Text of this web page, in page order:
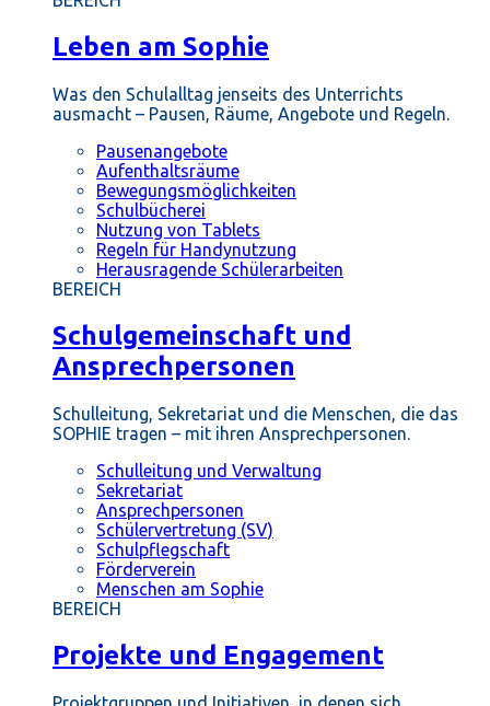
Leben am Sophie
Was den Schulalltag jenseits des Unterrichts
ausmacht – Pausen, Räume, Angebote und Regeln.
Pausenangebote
Aufenthaltsräume
Bewegungsmöglichkeiten
Schulbücherei
Nutzung von Tablets
Regeln für Handynutzung
Herausragende Schülerarbeiten
BEREICH
Schulgemeinschaft und
Ansprechpersonen
Schulleitung, Sekretariat und die Menschen, die das
SOPHIE tragen – mit ihren Ansprechpersonen.
Schulleitung und Verwaltung
Sekretariat
Ansprechpersonen
Schülervertretung (SV)
Schulpflegschaft
Förderverein
Menschen am Sophie
BEREICH
Projekte und Engagement